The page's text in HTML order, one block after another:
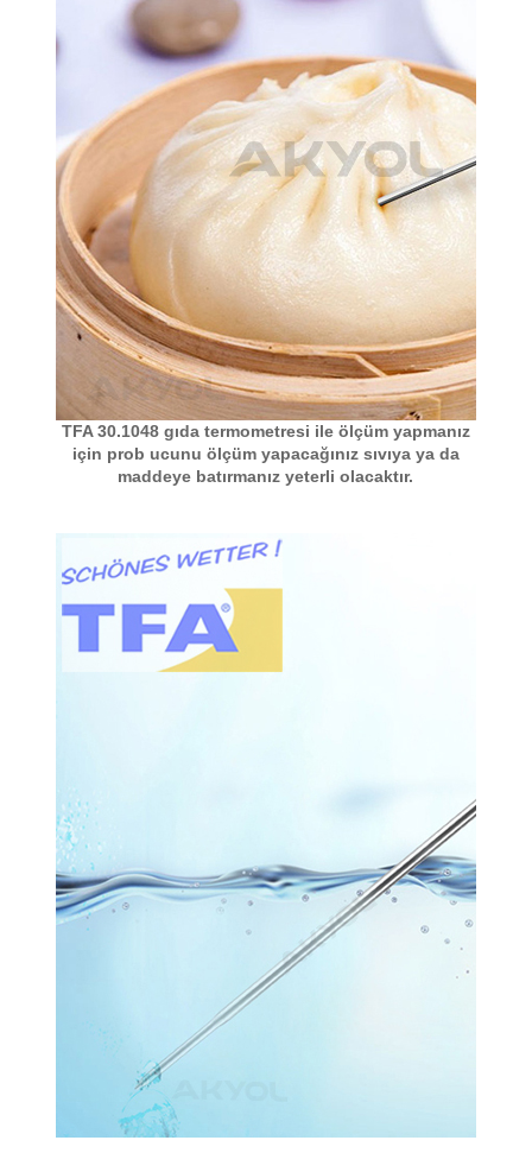
TFA 30.1048 gıda termometresi ile ölçüm yapmanız
için prob ucunu ölçüm yapacağınız sıvıya ya da
maddeye batırmanız yeterli olacaktır.